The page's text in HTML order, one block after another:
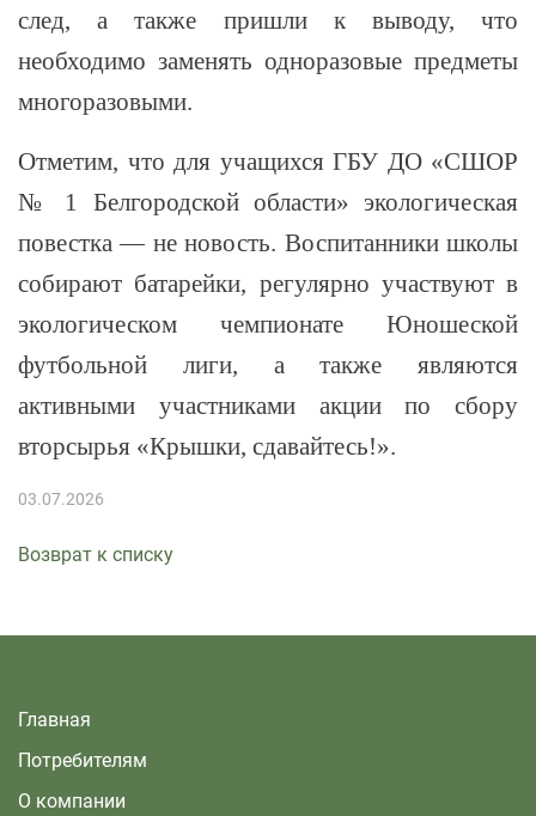
след, а также пришли к выводу, что
необходимо заменять одноразовые предметы
многоразовыми.
Отметим, что для учащихся ГБУ ДО «СШОР
№ 1 Белгородской области» экологическая
повестка — не новость. Воспитанники школы
собирают батарейки, регулярно участвуют в
экологическом чемпионате Юношеской
футбольной лиги, а также являются
активными участниками акции по сбору
вторсырья «Крышки, сдавайтесь!».
03.07.2026
Возврат к списку
Главная
Потребителям
О компании